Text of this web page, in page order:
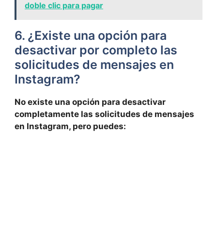
doble clic para pagar
6. ¿Existe una opción para
desactivar por completo las
solicitudes de mensajes ‌en
Instagram?
No existe una opción para desactivar
completamente las solicitudes de mensajes
en Instagram, pero puedes: